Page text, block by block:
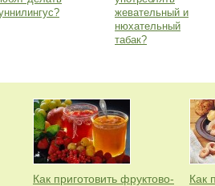
жевательный и
нюхательный
табак?
Как приготовить фруктово-
Как